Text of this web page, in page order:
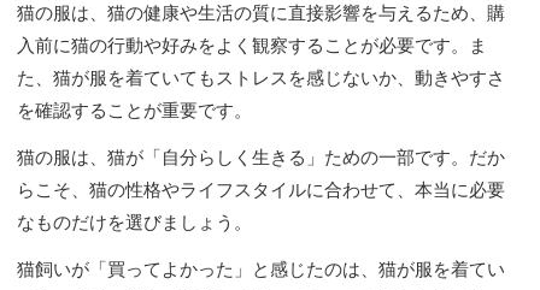
猫の服は、猫の健康や生活の質に直接影響を与えるため、購
入前に猫の行動や好みをよく観察することが必要です。ま
た、猫が服を着ていてもストレスを感じないか、動きやすさ
を確認することが重要です。
猫の服は、猫が「自分らしく生きる」ための一部です。だか
らこそ、猫の性格やライフスタイルに合わせて、本当に必要
なものだけを選びましょう。
猫飼いが「買ってよかった」と感じたのは、猫が服を着てい